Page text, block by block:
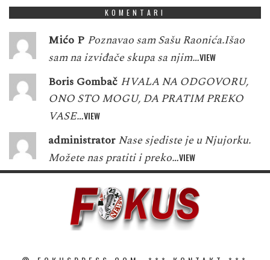
KOMENTARI
Mićo P Poznavao sam Sašu Raonića.Išao
sam na izviđače skupa sa njim…VIEW
Boris Gombač HVALA NA ODGOVORU,
ONO STO MOGU, DA PRATIM PREKO
VASE…VIEW
administrator Nase sjediste je u Njujorku.
Možete nas pratiti i preko…VIEW